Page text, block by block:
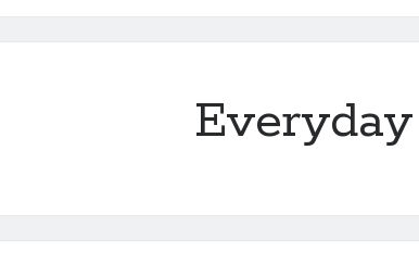
Everyday